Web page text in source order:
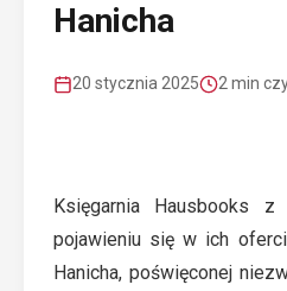
Hanicha
20 stycznia 2025 2 min
Księgarnia Hausbooks
pojawieniu się w ich
Hanicha, poświęconej